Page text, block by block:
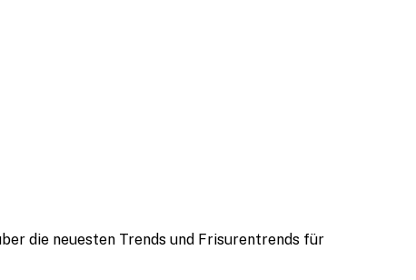
die neuesten Trends und Frisurentrends für